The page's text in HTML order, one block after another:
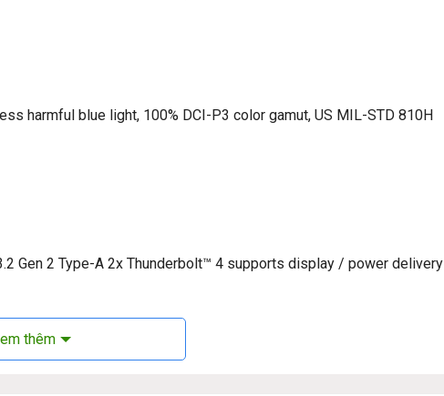
harmful blue light, 100% DCI-P3 color gamut, US MIL-STD 810H
Gen 2 Type-A 2x Thunderbolt™ 4 supports display / power delivery
thêm